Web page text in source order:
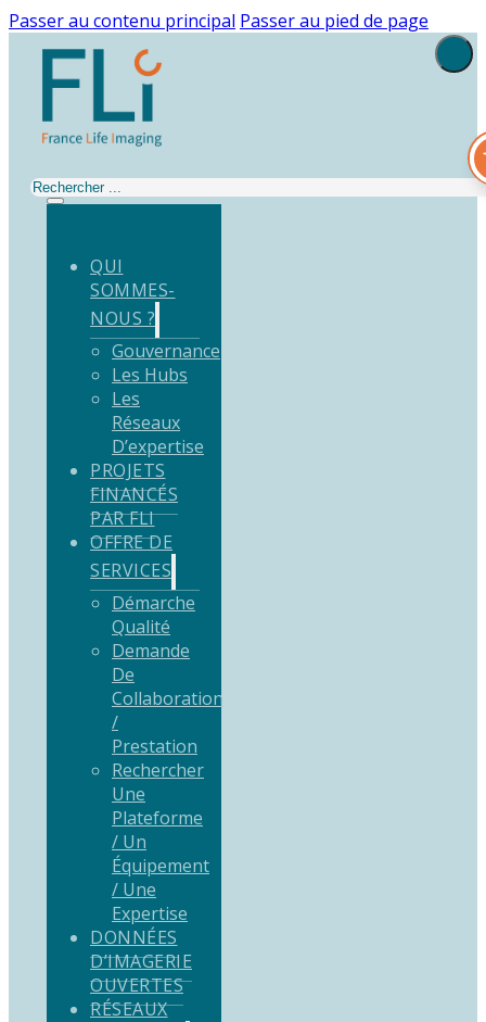
Passer au contenu principal Passer au pied de page
Rechercher
QUI
SOMMES-
NOUS ?
Gouvernance
Les Hubs
Les
Réseaux
D’expertise
PROJETS
FINANCÉS
PAR FLI
OFFRE DE
SERVICES
Démarche
Qualité
Demande
De
Collaboration
/
Prestation
Rechercher
Une
Plateforme
/ Un
Équipement
/ Une
Expertise
DONNÉES
D’IMAGERIE
OUVERTES
RÉSEAUX